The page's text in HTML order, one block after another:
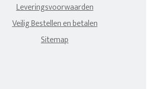
Leveringsvoorwaarden
Veilig Bestellen en betalen
Sitemap